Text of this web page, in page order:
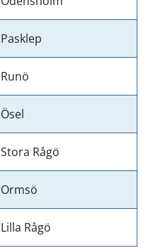
Pasklep
Runö
Ösel
Stora Rågö
Ormsö
Lilla Rågö